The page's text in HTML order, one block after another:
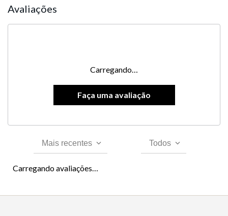
Avaliações
Carregando…
Mais recentes Todos
Carregando avaliações…